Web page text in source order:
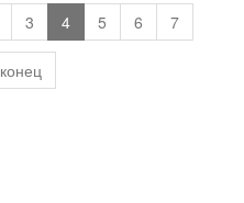
3 4 5 6 7